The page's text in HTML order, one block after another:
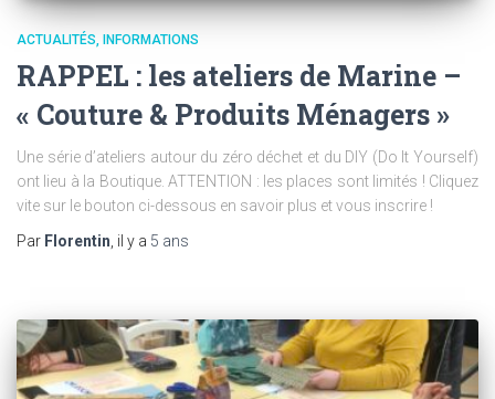
ACTUALITÉS INFORMATIONS
RAPPEL : les ateliers de Marine –
« Couture & Produits Ménagers »
Une série d’ateliers autour du zéro déchet et du DIY (Do It Yourself)
ont lieu à la Boutique. ATTENTION : les places sont limités ! Cliquez
vite sur le bouton ci-dessous en savoir plus et vous inscrire !
Par Florentin, il y a 5 ans